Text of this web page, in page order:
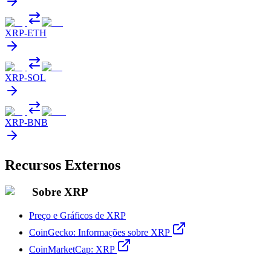
XRP-ETH
XRP-SOL
XRP-BNB
Recursos Externos
Sobre XRP
Preço e Gráficos de XRP
CoinGecko: Informações sobre XRP
CoinMarketCap: XRP